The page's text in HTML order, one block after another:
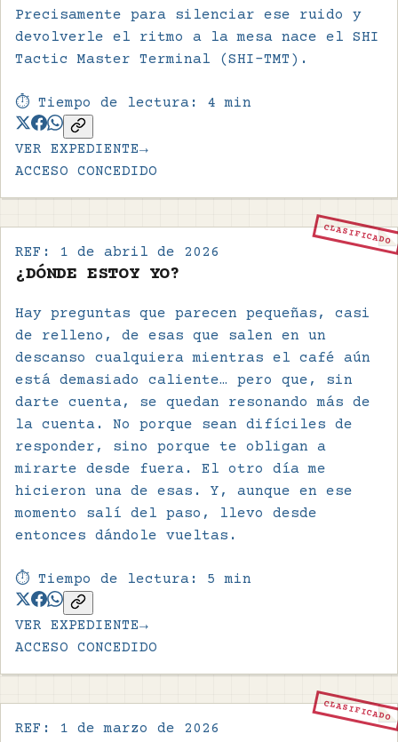
Precisamente para silenciar ese ruido y
devolverle el ritmo a la mesa nace el SHI
Tactic Master Terminal (SHI-TMT).
⏱️ Tiempo de lectura: 4 min
VER EXPEDIENTE→
ACCESO CONCEDIDO
REF: 1 de abril de 2026
CLASIFICADO
¿DÓNDE ESTOY YO?
Hay preguntas que parecen pequeñas, casi
de relleno, de esas que salen en un
descanso cualquiera mientras el café aún
está demasiado caliente… pero que, sin
darte cuenta, se quedan resonando más de
la cuenta. No porque sean difíciles de
responder, sino porque te obligan a
mirarte desde fuera. El otro día me
hicieron una de esas. Y, aunque en ese
momento salí del paso, llevo desde
entonces dándole vueltas.
⏱️ Tiempo de lectura: 5 min
VER EXPEDIENTE→
ACCESO CONCEDIDO
REF: 1 de marzo de 2026
CLASIFICADO